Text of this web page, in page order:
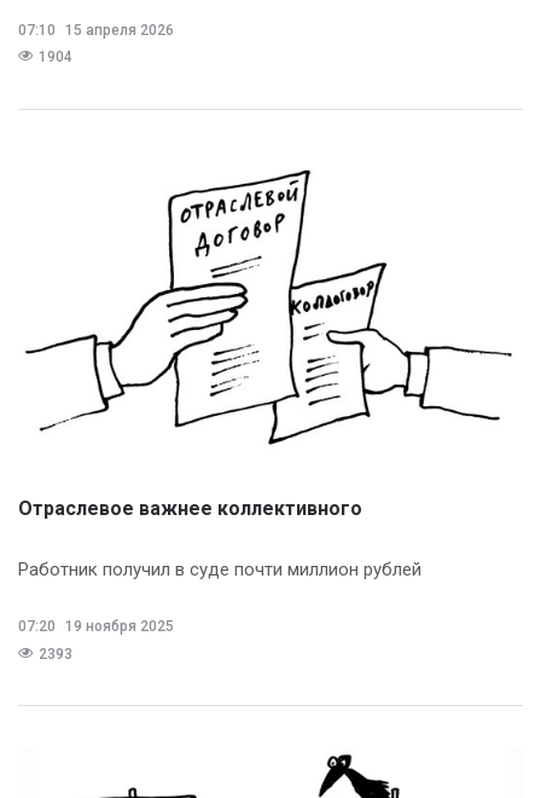
07:10
15 апреля 2026
1904
Отраслевое важнее коллективного
Работник получил в суде почти миллион рублей
07:20
19 ноября 2025
2393